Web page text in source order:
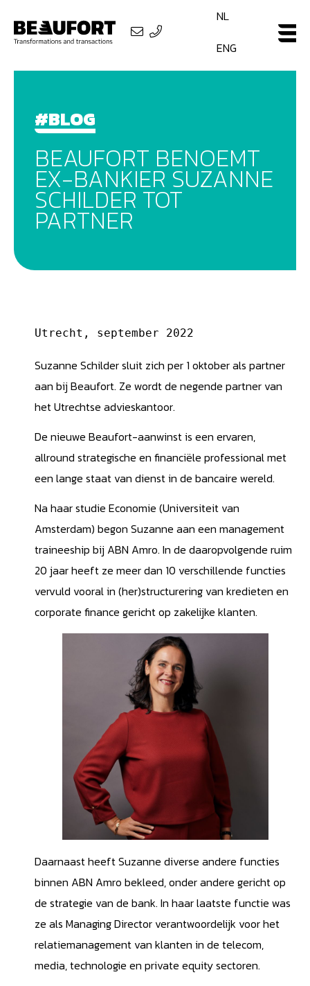
NL
ENG
#BLOG
BEAUFORT BENOEMT
EX-BANKIER SUZANNE
SCHILDER TOT
PARTNER
Utrecht, september 2022
Suzanne Schilder sluit zich per 1 oktober als partner
aan bij Beaufort. Ze wordt de negende partner van
het Utrechtse advieskantoor.
De nieuwe Beaufort-aanwinst is een ervaren,
allround strategische en financiële professional met
een lange staat van dienst in de bancaire wereld.
Na haar studie Economie (Universiteit van
Amsterdam) begon Suzanne aan een management
traineeship bij ABN Amro. In de daaropvolgende ruim
20 jaar heeft ze meer dan 10 verschillende functies
vervuld vooral in (her)structurering van kredieten en
corporate finance gericht op zakelijke klanten.
Daarnaast heeft Suzanne diverse andere functies
binnen ABN Amro bekleed, onder andere gericht op
de strategie van de bank. In haar laatste functie was
ze als Managing Director verantwoordelijk voor het
relatiemanagement van klanten in de telecom,
media, technologie en private equity sectoren.